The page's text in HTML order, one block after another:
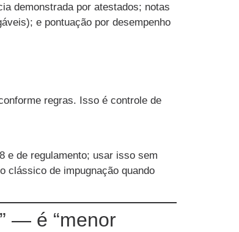
demonstrada por atestados; notas
e pontuação por desempenho
regras. Isso é controle de
e de regulamento; usar isso sem
clássico de impugnação quando
— é “menor